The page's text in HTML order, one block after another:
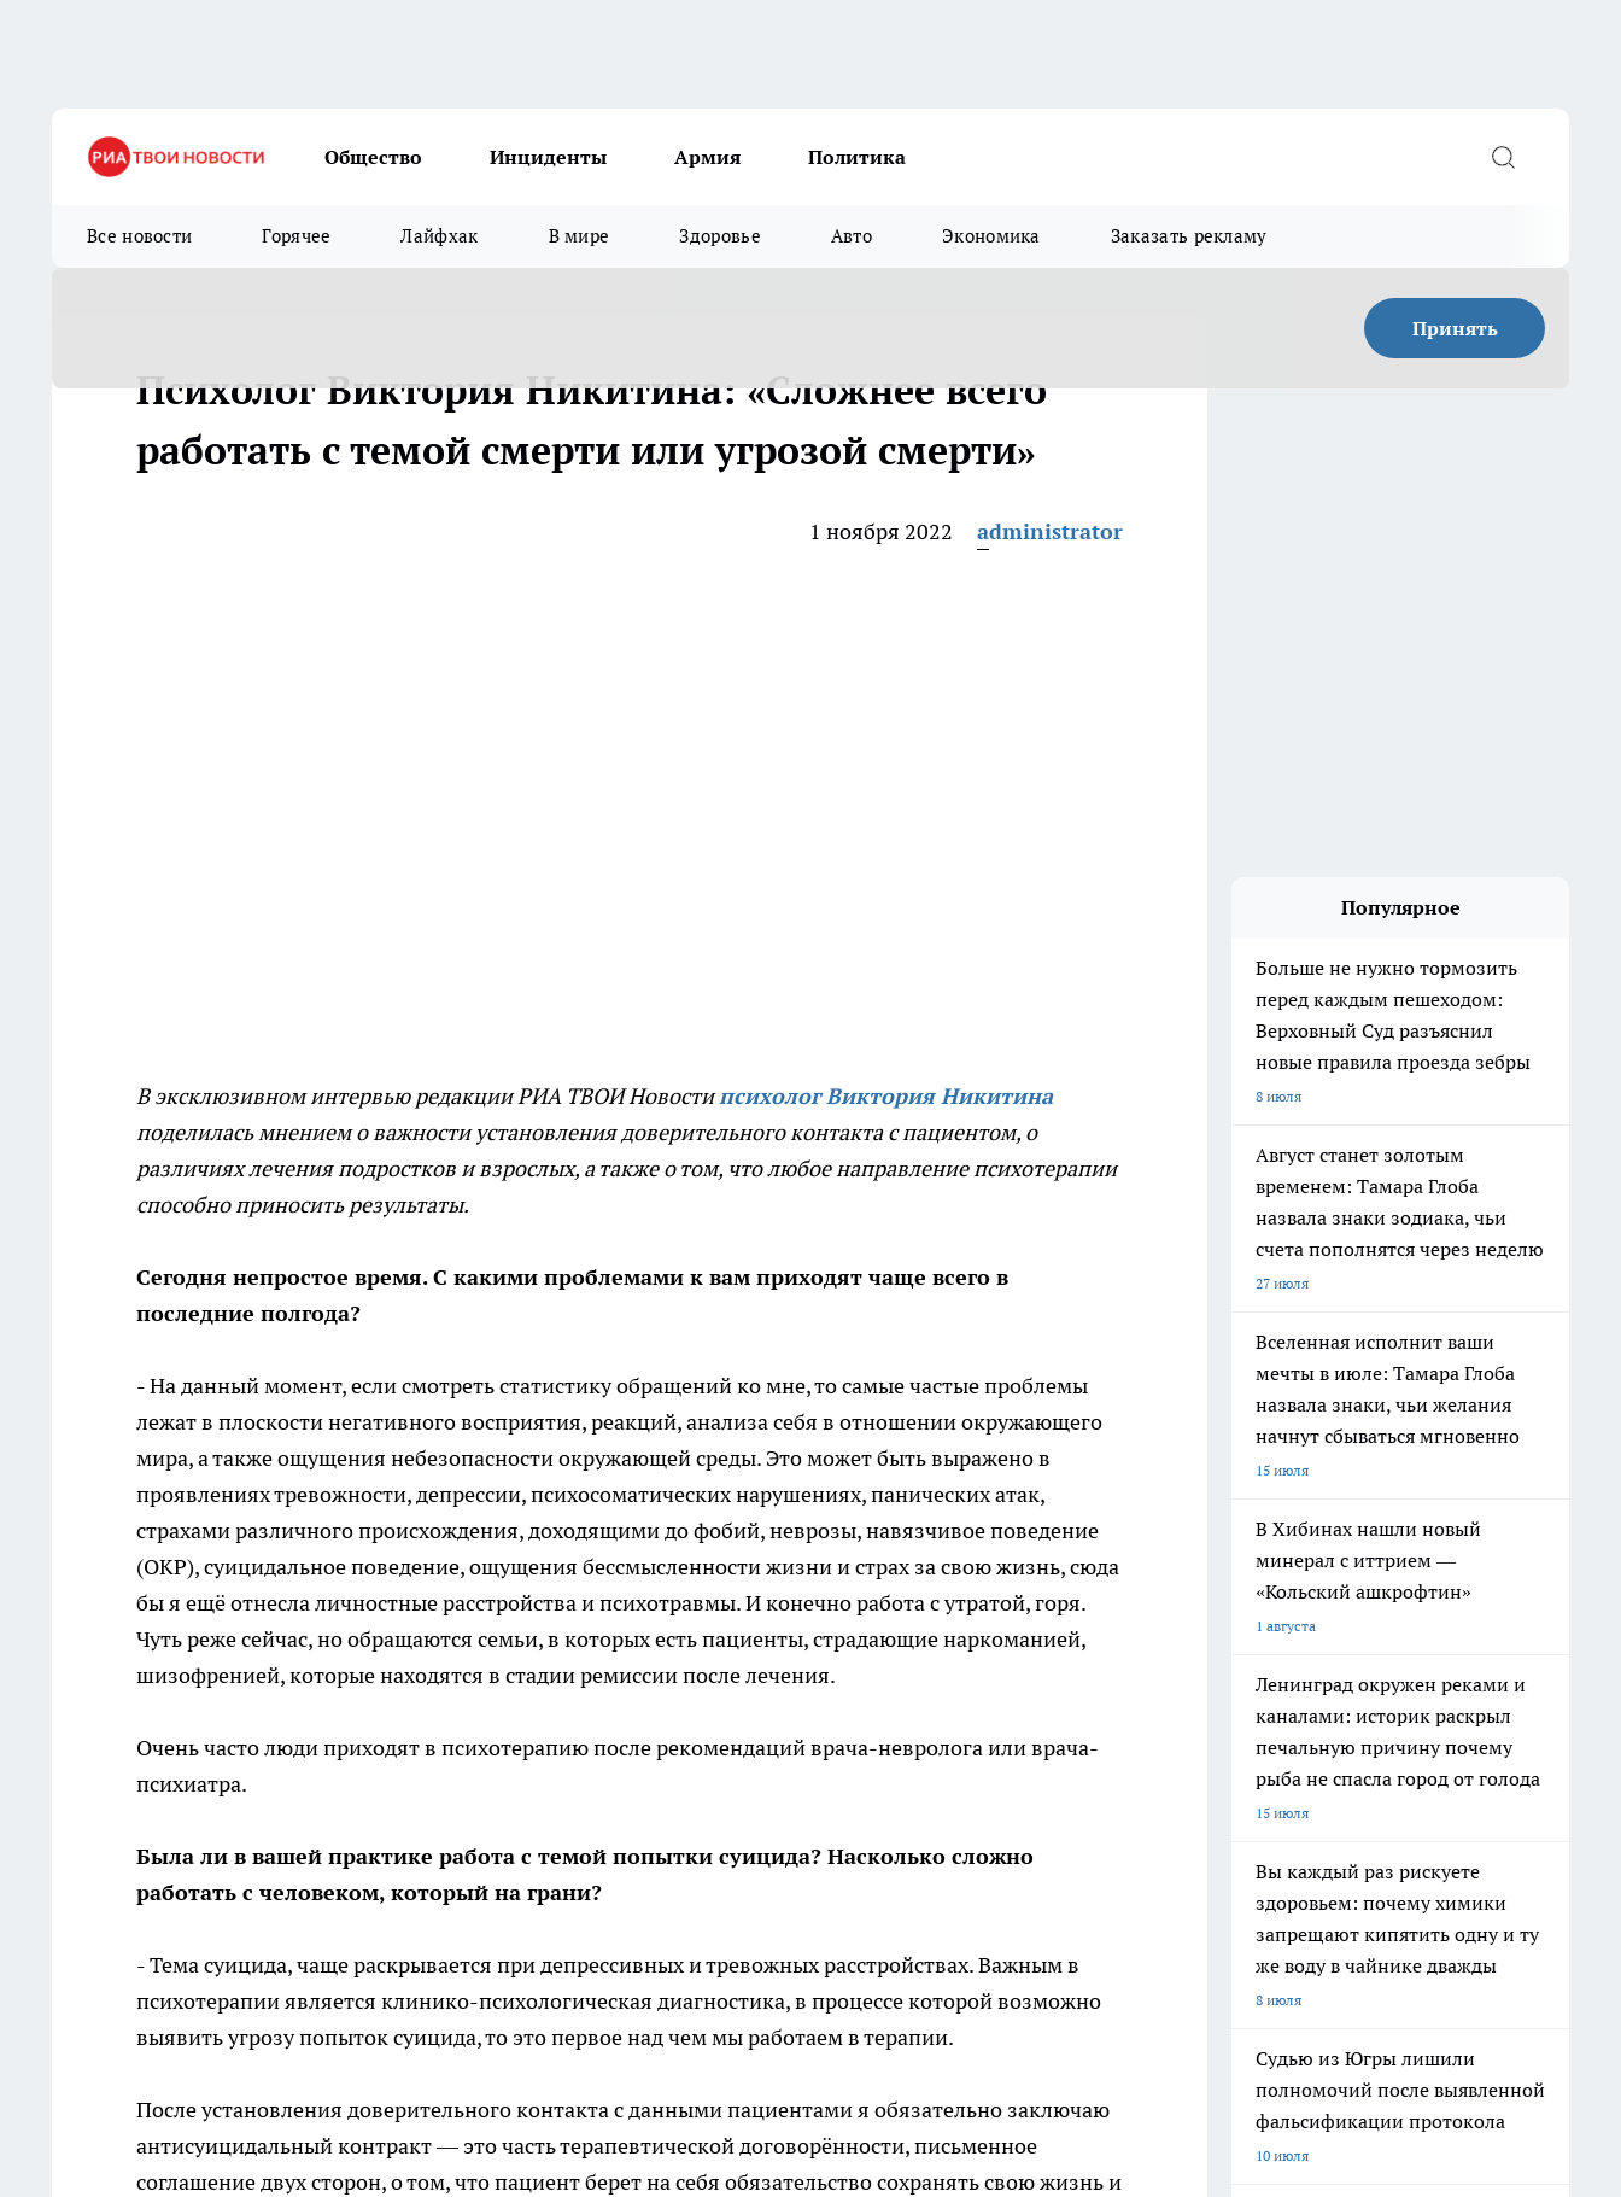
Общество Инциденты Армия Политика
Все новости Горячее Лайфхак В мире Здоровье Авто Экономика Заказать рекламу
Принять
Психолог Виктория Никитина: «Сложнее всего
работать с темой смерти или угрозой смерти»
1 ноября 2022 administrator
В эксклюзивном интервью редакции РИА ТВОИ Новостипсихолог Виктория Никитина
поделилась мнением о важности установления доверительного контакта с пациентом, о
различиях лечения подростков и взрослых, а также о том, что любое направление психотерапии
способно приносить результаты.
Сегодня непростое время. С какими проблемами к вам приходят чаще всего в
последние полгода?
- На данный момент, если смотреть статистику обращений ко мне, то самые частые проблемы
лежат в плоскости негативного восприятия, реакций, анализа себя в отношении окружающего
мира, а также ощущения небезопасности окружающей среды. Это может быть выражено в
проявлениях тревожности, депрессии, психосоматических нарушениях, панических атак,
страхами различного происхождения, доходящими до фобий, неврозы, навязчивое поведение
(ОКР), суицидальное поведение, ощущения бессмысленности жизни и страх за свою жизнь, сюда
бы я ещё отнесла личностные расстройства и психотравмы. И конечно работа с утратой, горя.
Чуть реже сейчас, но обращаются семьи, в которых есть пациенты, страдающие наркоманией,
шизофренией, которые находятся в стадии ремиссии после лечения.
Очень часто люди приходят в психотерапию после рекомендаций врача-невролога или врача-
психиатра.
Была ли в вашей практике работа с темой попытки суицида? Насколько сложно
работать с человеком, который на грани?
- Тема суицида, чаще раскрывается при депрессивных и тревожных расстройствах.Важным в
психотерапии является клинико-психологическая диагностика, в процессе которой возможно
выявить угрозу попыток суицида, то это первое над чем мы работаем в терапии.
После установления доверительного контакта с данными пациентами я обязательно заключаю
антисуицидальный контракт — это часть терапевтической договорённости, письменное
соглашение двух сторон, о том, что пациент берет на себя обязательство сохранять свою жизнь и
Популярное
Больше не нужно тормозить
перед каждым пешеходом:
Верховный Суд разъяснил
новые правила проезда зебры
8 июля
Август станет золотым
временем: Тамара Глоба
назвала знаки зодиака, чьи
счета пополнятся через неделю
27 июля
Вселенная исполнит ваши
мечты в июле: Тамара Глоба
назвала знаки, чьи желания
начнут сбываться мгновенно
15 июля
В Хибинах нашли новый
минерал с иттрием —
«Кольский ашкрофтин»
1 августа
Ленинград окружен реками и
каналами: историк раскрыл
печальную причину почему
рыба не спасла город от голода
15 июля
Вы каждый раз рискуете
здоровьем: почему химики
запрещают кипятить одну и ту
же воду в чайнике дважды
8 июля
Судью из Югры лишили
полномочий после выявленной
фальсификации протокола
10 июля